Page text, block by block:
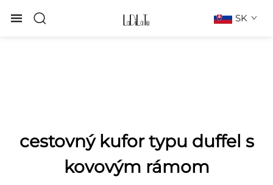
SK
cestovný kufor typu duffel s
kovovým rámom